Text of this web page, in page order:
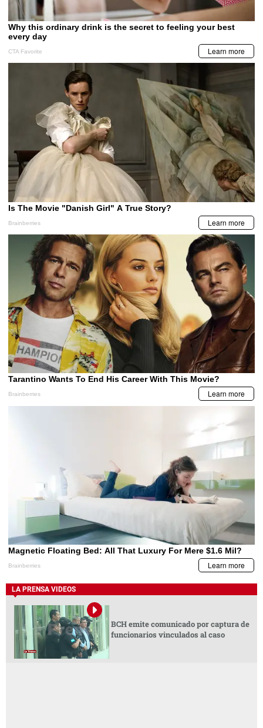
LA PRENSA VIDEOS
BCH emite comunicado por captura de
funcionarios vinculados al caso